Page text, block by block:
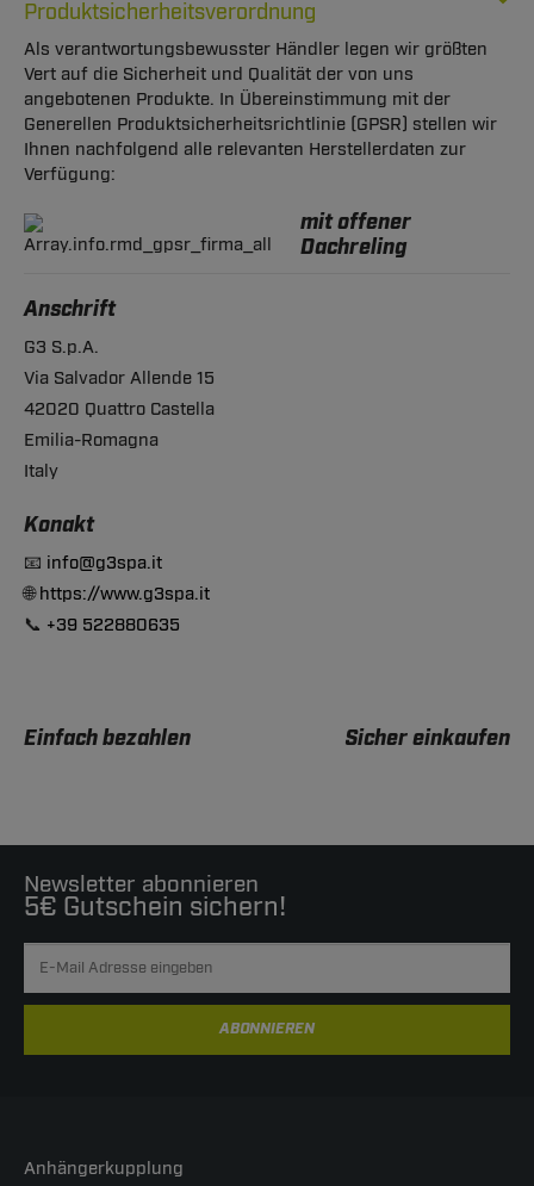
Produktsicherheitsverordnung
Als verantwortungsbewusster Händler legen wir größten
Vert auf die Sicherheit und Qualität der von uns
angebotenen Produkte. In Übereinstimmung mit der
Generellen Produktsicherheitsrichtlinie (GPSR) stellen wir
Ihnen nachfolgend alle relevanten Herstellerdaten zur
Verfügung:
mit offener
Dachreling
Anschrift
G3 S.p.A.
Via Salvador Allende 15
42020 Quattro Castella
Emilia-Romagna
Italy
Konakt
📧 info@g3spa.it
🌐https://www.g3spa.it
📞 +39 522880635
Einfach bezahlen Sicher einkaufen
Newsletter abonnieren
5€ Gutschein sichern!
ABONNIEREN
Anhängerkupplung